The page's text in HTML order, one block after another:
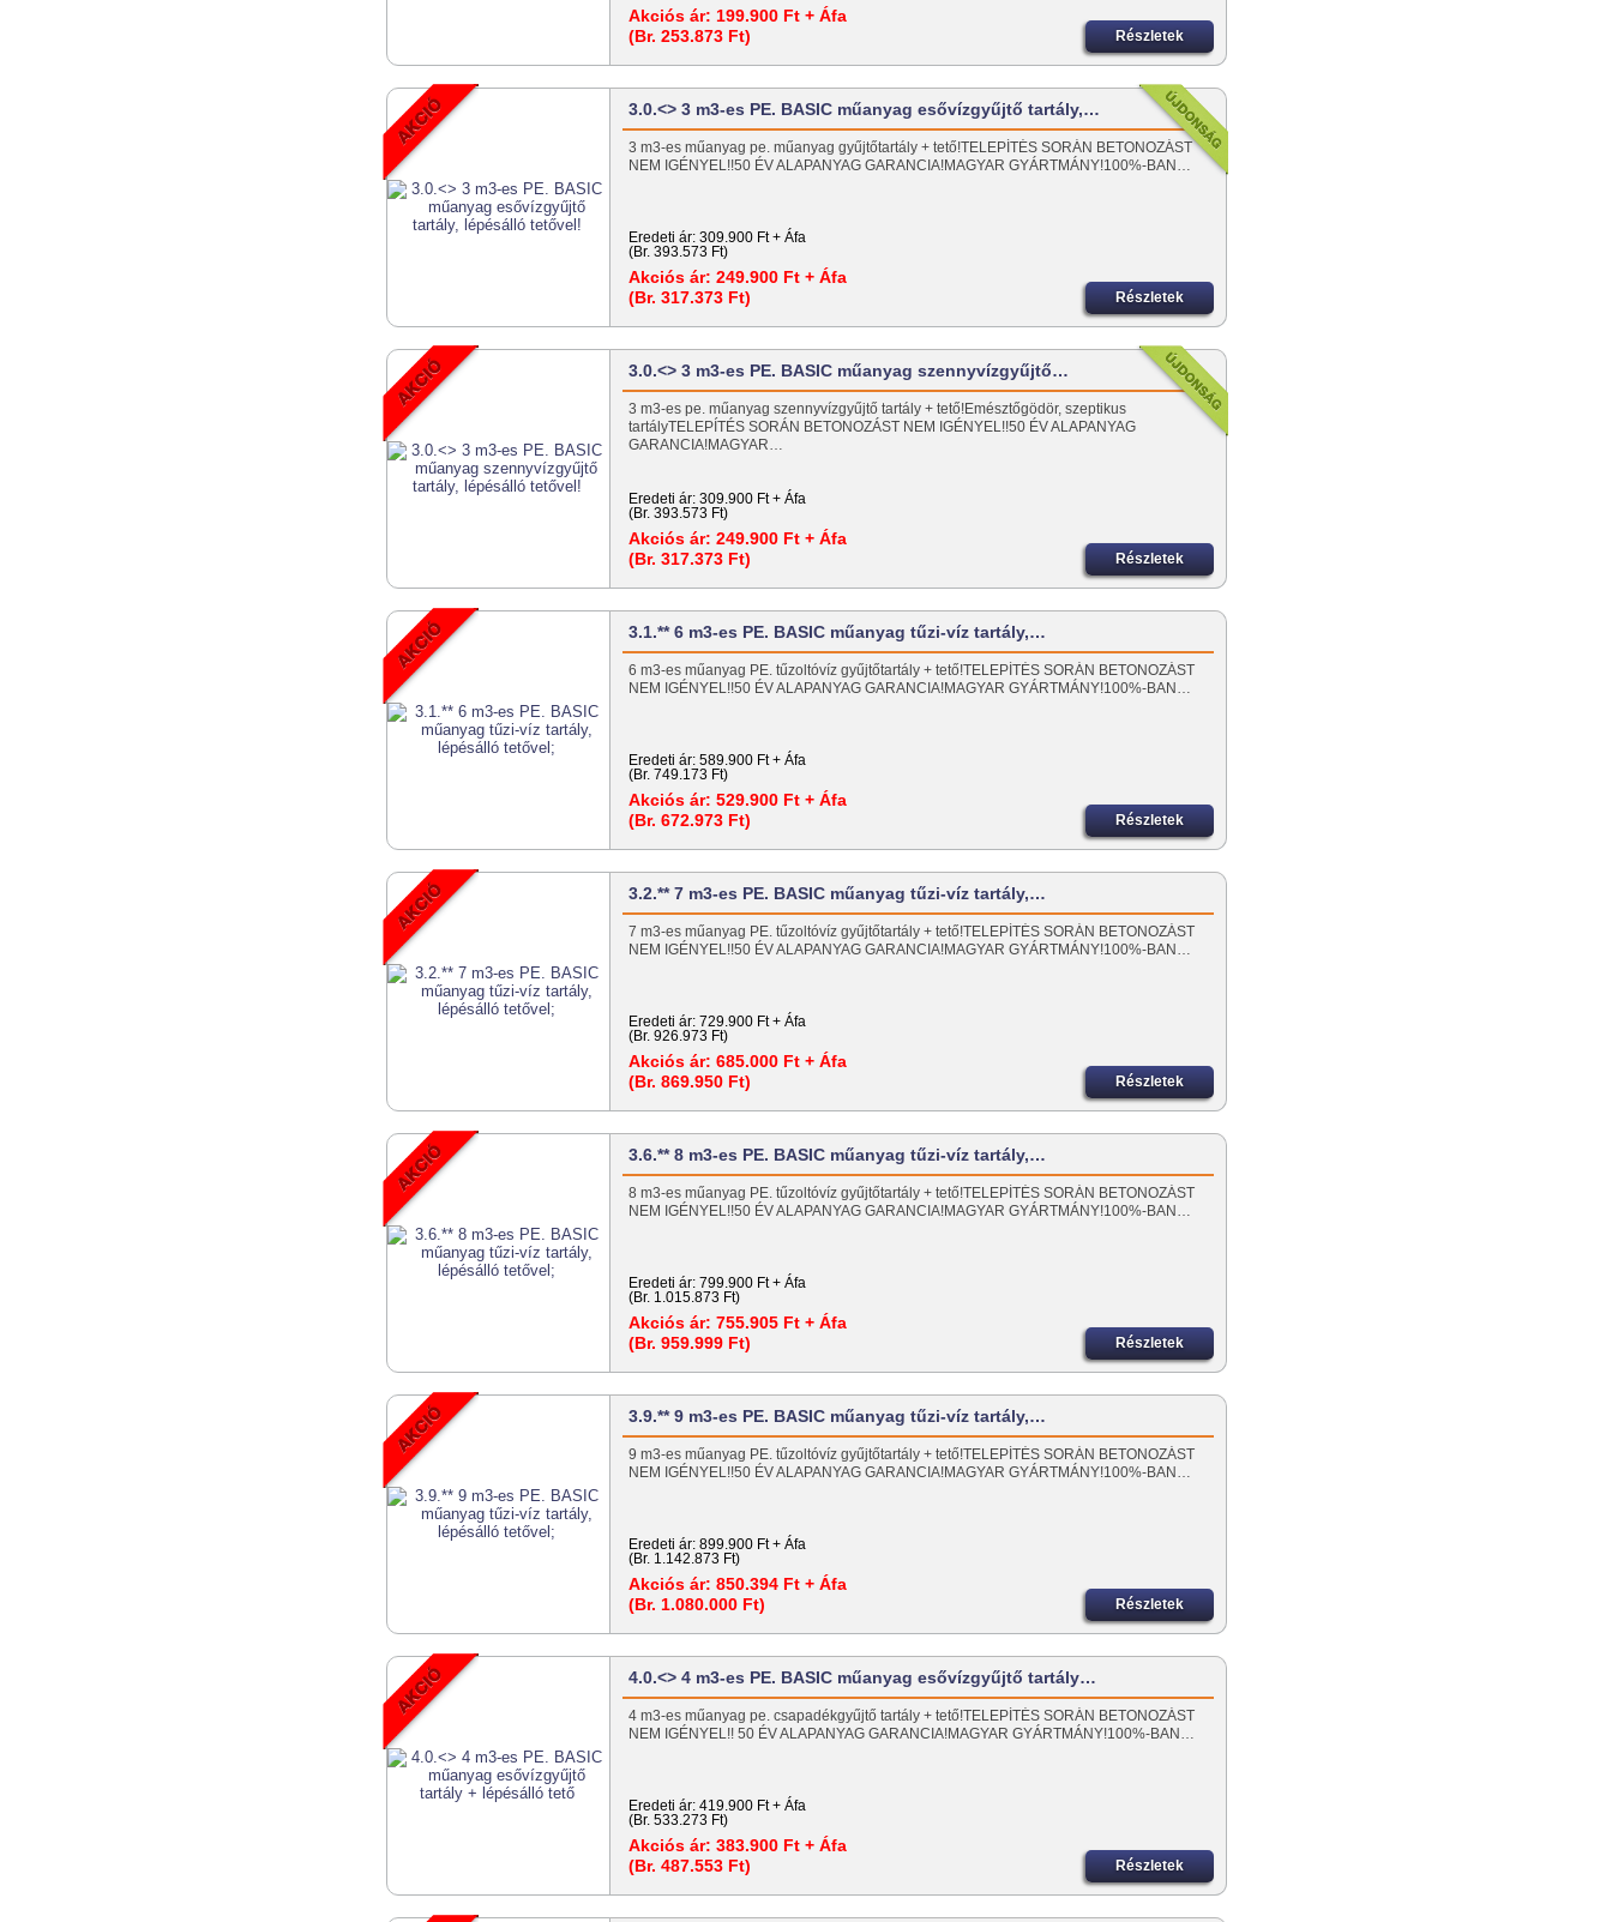
Akciós ár: 199.900 Ft + Áfa
(Br. 253.873 Ft)
Részletek
3.0.<> 3 m3-es PE. BASIC műanyag esővízgyűjtő tartály,…
3 m3-es műanyag pe. műanyag gyűjtőtartály + tető!TELEPÍTÉS SORÁN BETONOZÁST
NEM IGÉNYEL!!50 ÉV ALAPANYAG GARANCIA!MAGYAR GYÁRTMÁNY!100%-BAN…
Eredeti ár: 309.900 Ft + Áfa
(Br. 393.573 Ft)
Akciós ár: 249.900 Ft + Áfa
(Br. 317.373 Ft)
Részletek
3.0.<> 3 m3-es PE. BASIC műanyag szennyvízgyűjtő…
3 m3-es pe. műanyag szennyvízgyűjtő tartály + tető!Emésztőgödör, szeptikus
tartályTELEPÍTÉS SORÁN BETONOZÁST NEM IGÉNYEL!!50 ÉV ALAPANYAG
GARANCIA!MAGYAR…
Eredeti ár: 309.900 Ft + Áfa
(Br. 393.573 Ft)
Akciós ár: 249.900 Ft + Áfa
(Br. 317.373 Ft)
Részletek
3.1.** 6 m3-es PE. BASIC műanyag tűzi-víz tartály,…
6 m3-es műanyag PE. tűzoltóvíz gyűjtőtartály + tető!TELEPÍTÉS SORÁN BETONOZÁST
NEM IGÉNYEL!!50 ÉV ALAPANYAG GARANCIA!MAGYAR GYÁRTMÁNY!100%-BAN…
Eredeti ár: 589.900 Ft + Áfa
(Br. 749.173 Ft)
Akciós ár: 529.900 Ft + Áfa
(Br. 672.973 Ft)
Részletek
3.2.** 7 m3-es PE. BASIC műanyag tűzi-víz tartály,…
7 m3-es műanyag PE. tűzoltóvíz gyűjtőtartály + tető!TELEPÍTÉS SORÁN BETONOZÁST
NEM IGÉNYEL!!50 ÉV ALAPANYAG GARANCIA!MAGYAR GYÁRTMÁNY!100%-BAN…
Eredeti ár: 729.900 Ft + Áfa
(Br. 926.973 Ft)
Akciós ár: 685.000 Ft + Áfa
(Br. 869.950 Ft)
Részletek
3.6.** 8 m3-es PE. BASIC műanyag tűzi-víz tartály,…
8 m3-es műanyag PE. tűzoltóvíz gyűjtőtartály + tető!TELEPÍTÉS SORÁN BETONOZÁST
NEM IGÉNYEL!!50 ÉV ALAPANYAG GARANCIA!MAGYAR GYÁRTMÁNY!100%-BAN…
Eredeti ár: 799.900 Ft + Áfa
(Br. 1.015.873 Ft)
Akciós ár: 755.905 Ft + Áfa
(Br. 959.999 Ft)
Részletek
3.9.** 9 m3-es PE. BASIC műanyag tűzi-víz tartály,…
9 m3-es műanyag PE. tűzoltóvíz gyűjtőtartály + tető!TELEPÍTÉS SORÁN BETONOZÁST
NEM IGÉNYEL!!50 ÉV ALAPANYAG GARANCIA!MAGYAR GYÁRTMÁNY!100%-BAN…
Eredeti ár: 899.900 Ft + Áfa
(Br. 1.142.873 Ft)
Akciós ár: 850.394 Ft + Áfa
(Br. 1.080.000 Ft)
Részletek
4.0.<> 4 m3-es PE. BASIC műanyag esővízgyűjtő tartály…
4 m3-es műanyag pe. csapadékgyűjtő tartály + tető!TELEPÍTÉS SORÁN BETONOZÁST
NEM IGÉNYEL!! 50 ÉV ALAPANYAG GARANCIA!MAGYAR GYÁRTMÁNY!100%-BAN…
Eredeti ár: 419.900 Ft + Áfa
(Br. 533.273 Ft)
Akciós ár: 383.900 Ft + Áfa
(Br. 487.553 Ft)
Részletek